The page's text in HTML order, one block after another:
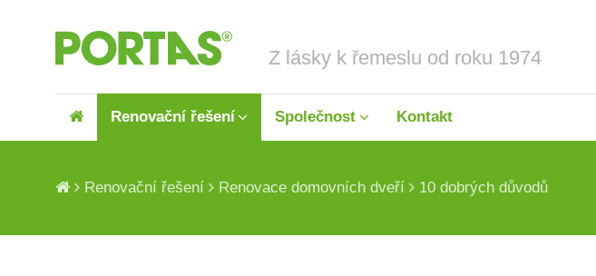
Renovační řešení Společnost Kontakt
Renovační řešení Renovace domovních dveří 10 dobrých důvodů